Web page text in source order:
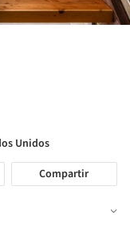
Unidos
Compartir